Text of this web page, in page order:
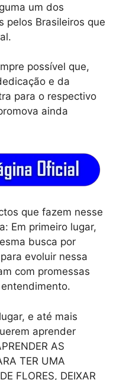
um dos
pelos Brasileiros que
possível que,
e da
para o respectivo
ainda
que fazem nesse
Em primeiro lugar,
busca por
evoluir nessa
com promessas
e até mais
aprender
AS
TER UMA
FLORES, DEIXAR